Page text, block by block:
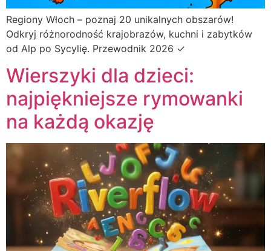
Regiony Włoch – poznaj 20 unikalnych obszarów!
Odkryj różnorodność krajobrazów, kuchni i zabytków
od Alp po Sycylię. Przewodnik 2026 ✓
Wierszyki dla dzieci:
najpiękniejsze rymowanki
na każdą okazję